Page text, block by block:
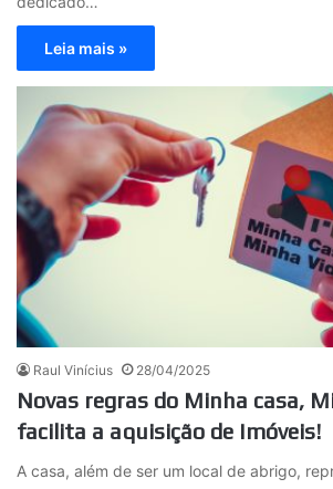
Leia mais »
Raul Vinícius 28/04/2025
Novas regras do Minha casa,
facilita a aquisição de Imóveis!
A casa, além de ser um local de abrigo,